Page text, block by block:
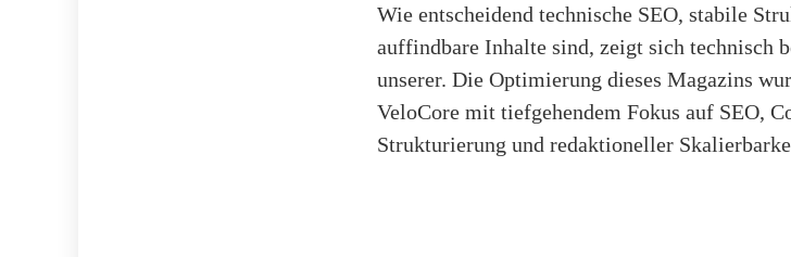
Wie entscheidend technische SEO, stabile
auffindbare Inhalte sind, zeigt sich technisch
unserer. Die Optimierung dieses Magazins
VeloCore mit tiefgehendem Fokus auf SEO,
Strukturierung und redaktioneller